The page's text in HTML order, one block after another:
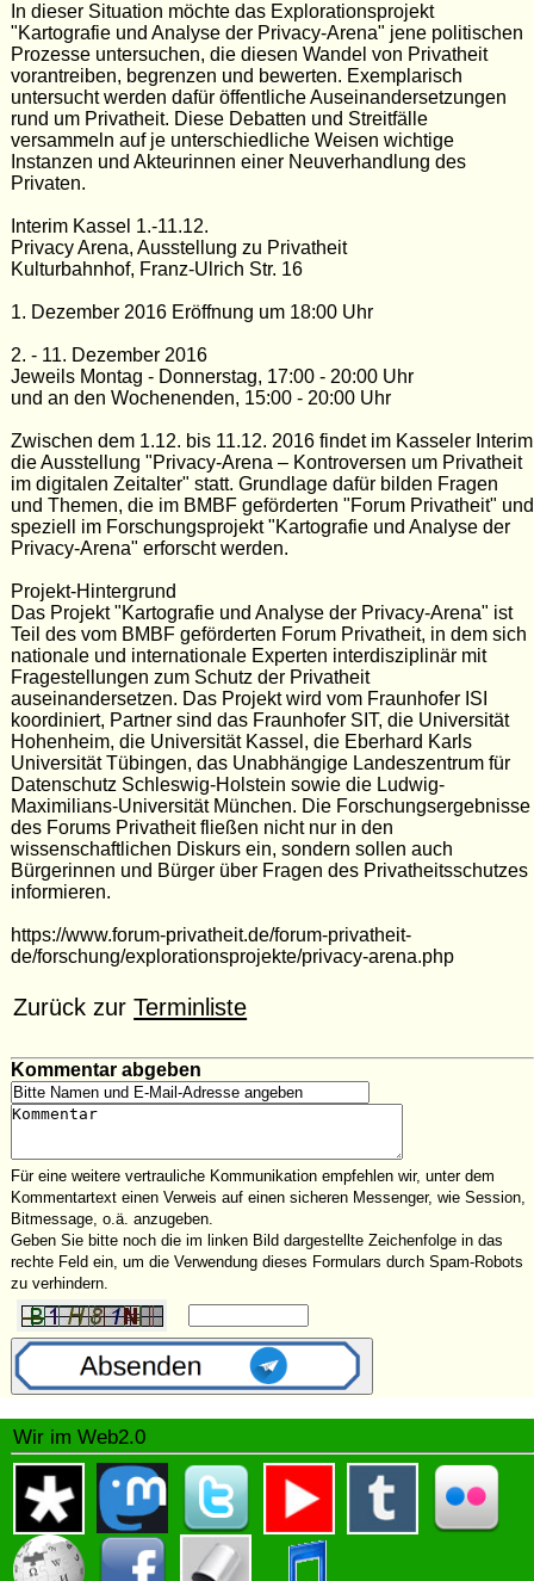
In dieser Situation möchte das Explorationsprojekt
"Kartografie und Analyse der Privacy-Arena" jene politischen
Prozesse untersuchen, die diesen Wandel von Privatheit
vorantreiben, begrenzen und bewerten. Exemplarisch
untersucht werden dafür öffentliche Auseinandersetzungen
rund um Privatheit. Diese Debatten und Streitfälle
versammeln auf je unterschiedliche Weisen wichtige
Instanzen und Akteurinnen einer Neuverhandlung des
Privaten.
Interim Kassel 1.-11.12.
Privacy Arena, Ausstellung zu Privatheit
Kulturbahnhof, Franz-Ulrich Str. 16
1. Dezember 2016 Eröffnung um 18:00 Uhr
2. - 11. Dezember 2016
Jeweils Montag - Donnerstag, 17:00 - 20:00 Uhr
und an den Wo­chen­en­den, 15:00 - 20:00 Uhr
Zwischen dem 1.12. bis 11.12. 2016 findet im Kas­se­ler In­te­rim
die Ausstellung "Pri­va­cy-Are­na – Kon­tro­ver­sen um Pri­vat­heit
im di­gi­ta­len Zeit­al­ter" statt. Grundlage dafür bilden Fragen
und Themen, die im BMBF geförderten "Forum Privatheit" und
speziell im Forschungsprojekt "Kartografie und Analyse der
Privacy-Arena" erforscht werden.
Projekt-Hintergrund
Das Projekt "Kartografie und Analyse der Privacy-Arena" ist
Teil des vom BMBF geförderten Forum Privatheit, in dem sich
nationale und internationale Experten interdisziplinär mit
Fragestellungen zum Schutz der Privatheit
auseinandersetzen. Das Projekt wird vom Fraunhofer ISI
koordiniert, Partner sind das Fraunhofer SIT, die Universität
Hohenheim, die Universität Kassel, die Eberhard Karls
Universität Tübingen, das Unabhängige Landeszentrum für
Datenschutz Schleswig-Holstein sowie die Ludwig-
Maximilians-Universität München. Die Forschungsergebnisse
des Forums Privatheit fließen nicht nur in den
wissenschaftlichen Diskurs ein, sondern sollen auch
Bürgerinnen und Bürger über Fragen des Privatheitsschutzes
informieren.
https://www.forum-privatheit.de/forum-privatheit-
de/forschung/explorationsprojekte/privacy-arena.php
Zurück zurTerminliste
Kommentar abgeben
Für eine weitere vertrauliche Kommunikation empfehlen wir, unter dem
Kommentartext einen Verweis auf einen sicheren Messenger, wie Session,
Bitmessage, o.ä. anzugeben.
Geben Sie bitte noch die im linken Bild dargestellte Zeichenfolge in das
rechte Feld ein, um die Verwendung dieses Formulars durch Spam-Robots
zu verhindern.
Wir im Web2.0